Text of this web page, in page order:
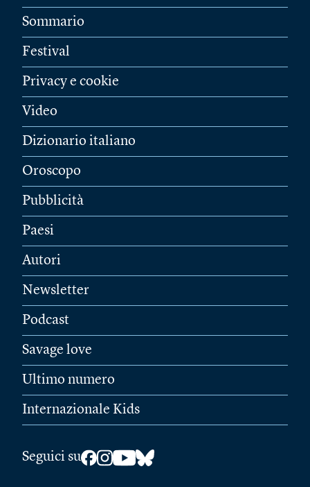
Sommario
Festival
Privacy e cookie
Video
Dizionario italiano
Oroscopo
Pubblicità
Paesi
Autori
Newsletter
Podcast
Savage love
Ultimo numero
Internazionale Kids
Seguici su